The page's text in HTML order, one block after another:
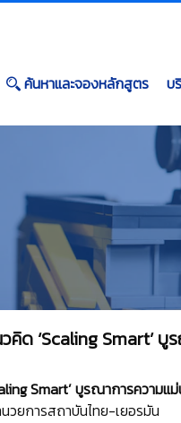
ค้นหาและจองหลักสูตร บ
ด ‘Scaling Smart’
Smart’ บูรณาการความ
ยการสถาบันไทย-เยอรมัน